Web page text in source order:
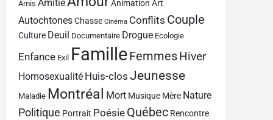
Amis Amitié Animation Art
AutochtonesChasse Cinéma Conflits Couple
Culture Deuil Documentaire Drogue Ecologie
Enfance Exil FamilleFemmesHiver
Homosexualité Huis-clos Jeunesse
Maladie Montréal Mort Musique Mère Nature
Politique Portrait Poésie Québec Rencontre